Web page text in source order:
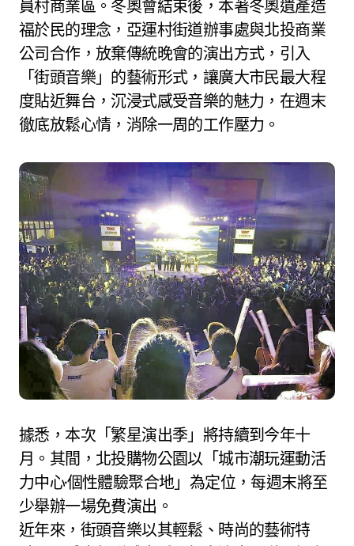
員村商業區。冬奧會結束後，本著冬奧遺產造
福於民的理念，亞運村街道辦事處與北投商業
公司合作，放棄傳統晚會的演出方式，引入
「街頭音樂」的藝術形式，讓廣大市民最大程
度貼近舞台，沉浸式感受音樂的魅力，在週末
徹底放鬆心情，消除一周的工作壓力。
據悉，本次「繁星演出季」將持續到今年十
月。其間，北投購物公園以「城市潮玩運動活
力中心·個性體驗聚合地」為定位，每週末將至
少舉辦一場免費演出。
近年來，街頭音樂以其輕鬆、時尚的藝術特